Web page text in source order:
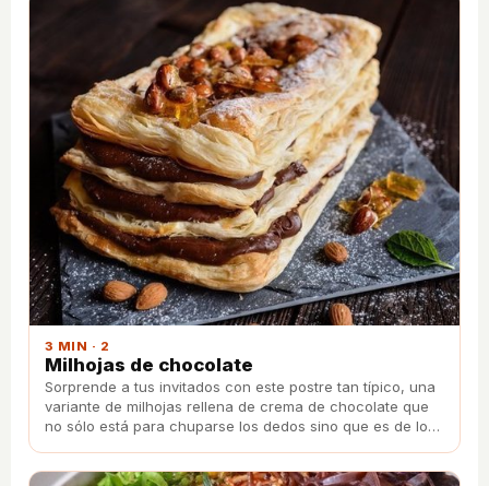
3 MIN · 2
Milhojas de chocolate
Sorprende a tus invitados con este postre tan típico, una
variante de milhojas rellena de crema de chocolate que
no sólo está para chuparse los dedos sino que es de lo